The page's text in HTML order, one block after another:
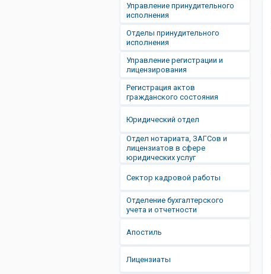
Управление принудительного
исполнения
Отделы принудительного
исполнения
Управление регистрации и
лицензирования
Регистрация актов
гражданского состояния
Юридический отдел
Отдел нотариата, ЗАГСов и
лицензиатов в сфере
юридических услуг
Сектор кадровой работы
Отделение бухгалтерского
учета и отчетности
Апостиль
Лицензиаты